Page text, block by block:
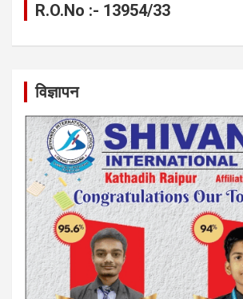
R.O.No :- 13954/33
विज्ञापन